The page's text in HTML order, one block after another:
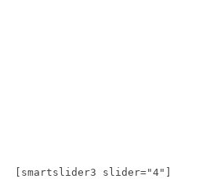
[smartslider3 slider="4"]